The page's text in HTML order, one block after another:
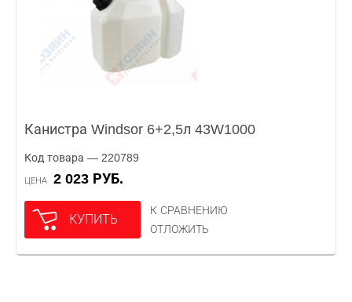
Канистра Windsor 6+2,5л 43W1000
Код товара — 220789
ЦЕНА 2 023 РУБ.
КУПИТЬ
К СРАВНЕНИЮ
ОТЛОЖИТЬ